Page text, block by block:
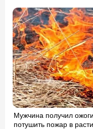
Мужчина получил
потушить пожар в